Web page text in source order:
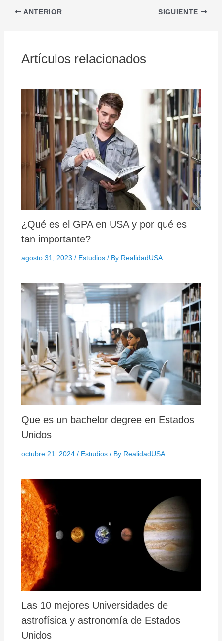
ANTERIOR SIGUIENTE
Artículos relacionados
¿Qué es el GPA en USA y por qué es
tan importante?
agosto 31, 2023 / Estudios/ By RealidadUSA
Que es un bachelor degree en Estados
Unidos
octubre 21, 2024 / Estudios/ By RealidadUSA
Las 10 mejores Universidades de
astrofísica y astronomía de Estados
Unidos